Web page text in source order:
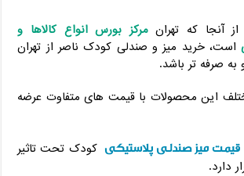
آنجا که تهرانمرکز بورس انواع کالاها و
است، خرید میز و صندلی کودک ناصر از تهران
صرفه تر باشد.
این محصولات با قیمت های متفاوت عرضه
قیمت میز صندلی پلاستیکی کودک تحت تاثیر
دارد.